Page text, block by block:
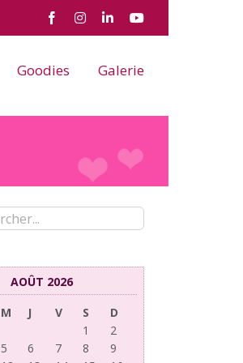
FacebookInstagram
LinkedInYouTube
Goodies Galerie
AOÛT 2026
M J V S
D
1
2
5 6 7 8
9